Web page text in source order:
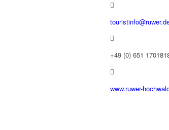
+49 (0) 651
www.ruwer-